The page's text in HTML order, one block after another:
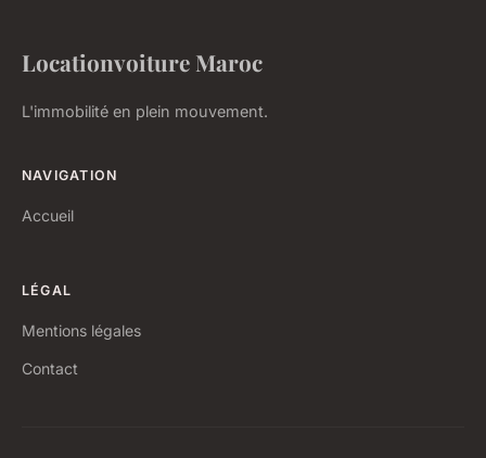
Locationvoiture Maroc
L'immobilité en plein mouvement.
NAVIGATION
Accueil
LÉGAL
Mentions légales
Contact